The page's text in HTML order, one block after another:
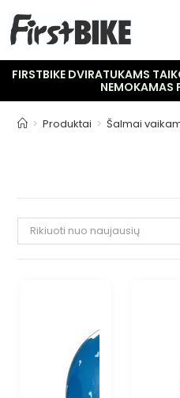
FIRSTBIKE DVIRATUKAMS
NEMOKAMAS
> Produktai > Šalmai
Rikiuoti nuo naujausių